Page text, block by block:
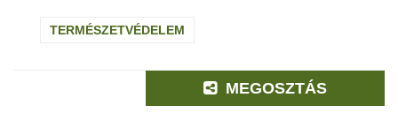
TERMÉSZETVÉDELEM
MEGOSZTÁS